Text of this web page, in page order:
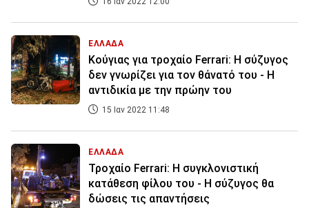
ΕΛΛΑΔΑ
Κούγιας για τροχαίο Ferrari: Η σύζυγος
δεν γνωρίζει για τον θάνατό του - Η
αντιδικία με την πρώην του
15 Ιαν 2022 11:48
ΕΛΛΑΔΑ
Τροχαίο Ferrari: Η συγκλονιστική
κατάθεση φίλου του - Η σύζυγος θα
δώσεις τις απαντήσεις